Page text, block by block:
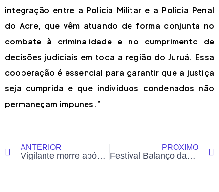
integração entre a Polícia Militar e a Polícia Penal
do Acre, que vêm atuando de forma conjunta no
combate à criminalidade e no cumprimento de
decisões judiciais em toda a região do Juruá. Essa
cooperação é essencial para garantir que a justiça
seja cumprida e que indivíduos condenados não
permaneçam impunes.”
ANTERIOR
Vigilante morre após cair de telhado em fazenda no Acre
PRÓXIMO
Festival Balanço das Águas propõe retomada cultural e ambiental no Canal da Maternidade em Rio Branco